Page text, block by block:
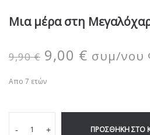
Μια μέρα στη
9,90€ 9,00 € συμ/νου
Απο 7 ετών
- + ΠΡΟΣΘΉΚΗ ΣΤΟ